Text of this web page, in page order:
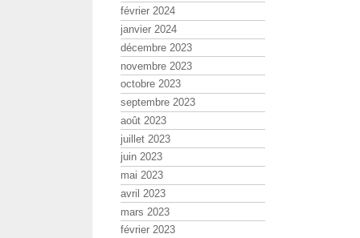
février 2024
janvier 2024
décembre 2023
novembre 2023
octobre 2023
septembre 2023
août 2023
juillet 2023
juin 2023
mai 2023
avril 2023
mars 2023
février 2023